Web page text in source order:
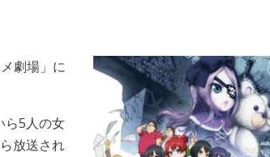
劇場」に
ら5人の女
放送され